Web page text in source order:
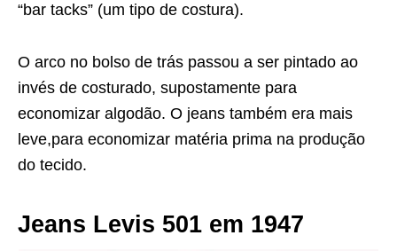
“bar tacks” (um tipo de costura).
O arco no bolso de trás passou a ser pintado ao
invés de costurado, supostamente para
economizar algodão. O jeans também era mais
leve,para economizar matéria prima na produção
do tecido.
Jeans Levis 501 em 1947